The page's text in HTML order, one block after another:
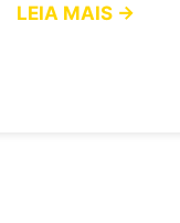
LEIA MAIS →